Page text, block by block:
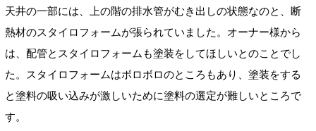
天井の一部には、上の階の排水管がむき出しの状態なのと、断
熱材のスタイロフォームが張られていました。オーナー様から
は、配管とスタイロフォームも塗装をしてほしいとのことでし
た。スタイロフォームはボロボロのところもあり、塗装をする
と塗料の吸い込みが激しいために塗料の選定が難しいところで
す。